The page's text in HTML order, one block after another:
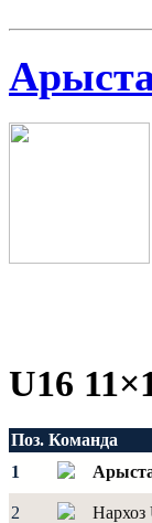
U16
Поз. Команда
1
2 Нархоз